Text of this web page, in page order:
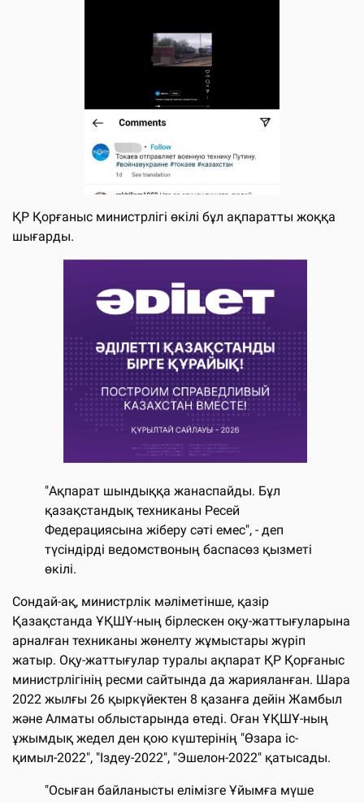
ҚР Қорғаныс министрлігі өкілі бұл ақпаратты жоққа
шығарды.
"Ақпарат шындыққа жанаспайды. Бұл
қазақстандық техниканы Ресей
Федерациясына жіберу сәті емес", - деп
түсіндірді ведомствоның баспасөз қызметі
өкілі.
Сондай-ақ, министрлік мәліметінше, қазір
Қазақстанда ҰҚШҰ-ның бірлескен оқу-жаттығуларына
арналған техниканы жөнелту жұмыстары жүріп
жатыр. Оқу-жаттығулар туралы ақпарат ҚР Қорғаныс
министрлігінің ресми сайтында да жарияланған. Шара
2022 жылғы 26 қыркүйектен 8 қазанға дейін Жамбыл
және Алматы облыстарында өтеді. Оған ҰҚШҰ-ның
ұжымдық жедел ден қою күштерінің "Өзара іс-
қимыл-2022", "Іздеу-2022", "Эшелон-2022" қатысады.
"Осыған байланысты елімізге Ұйымға мүше